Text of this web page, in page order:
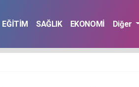
EĞİTİM SAĞLIK EKONOMİ Diğer